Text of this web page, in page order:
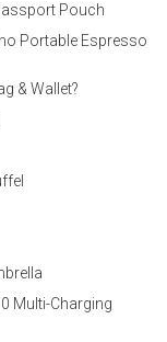
Pouch
Portable Espresso
& Wallet?
Multi-Charging